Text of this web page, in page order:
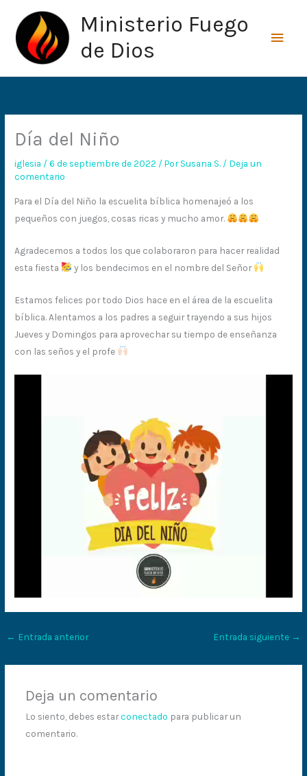
contenido
Ministerio Fuego
de Dios
Día del Niño
iglesia /6 de septiembre de 2022 / PorSusana S. / Deja un
comentario
Para el Día del Niño la escuelita bíblica homenajeó a los
pequeños con juegos, cosas ricas y mucho amor.
Agradecemos a todos los que colaboraron para hacer realidad
esta fiesta
y los bendecimos en el nombre del Señor
Estamos felices por todo Dios hace en el área de la escuelita
bíblica. Alentamos a los padres a seguir trayendo a sus hijos
Jueves y Domingos para aprovechar su tiempo de enseñanza
con las seños y el profe
← Entrada anterior Entrada siguiente →
Deja un comentario
Lo siento, debes estarconectado para publicar un
comentario.